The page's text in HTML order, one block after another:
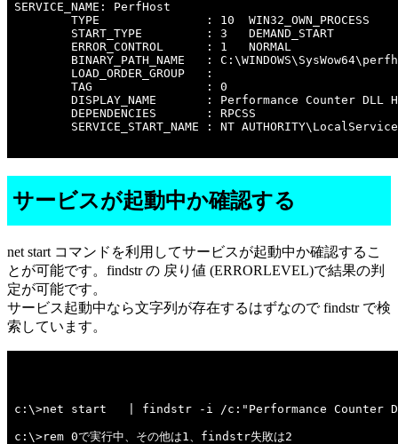
SERVICE_NAME: PerfHost
        TYPE               : 10  WIN32_OWN_PROCESS
        START_TYPE         : 3   DEMAND_START
        ERROR_CONTROL      : 1   NORMAL
BINARY_PATH_NAME   :
        LOAD_ORDER_GROUP   :
        TAG                : 0
DISPLAY_NAME       : Performance Counter DLL
        DEPENDENCIES       : RPCSS
        SERVICE_START_NAME : NT AUTHORITY\LocalService
サービスが起動中か確認する
net start コマンドを利用してサービスが起動中か確認するこ
とが可能です。findstr の 戻り値 (ERRORLEVEL)で結果の判
定が可能です。
サービス起動中なら文字列が存在するはずなので findstr で検
索しています。
c:\>net start   | findstr -i /c:"Performance Counter
c:\>rem 0で実行中、その他は1、findstr失敗は2